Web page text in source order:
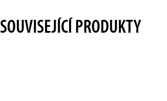
SOUVISEJÍCÍ PRODUKTY